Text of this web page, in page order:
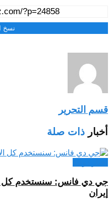
نسخ
قسم التحرير
أخبار ذات صلة
جي دي فانس: سنستخدم كل
إيران